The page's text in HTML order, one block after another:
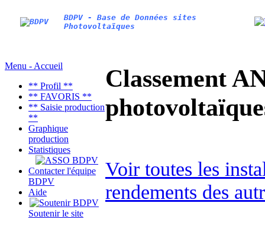
BDPV - Base de Données sites
Photovoltaïques
Menu - Accueil
** Profil **
** FAVORIS **
** Saisie production
**
Graphique
production
Statistiques
Contacter l'équipe
BDPV
Aide
Soutenir le site
Classement
Voir toutes les
rendements des